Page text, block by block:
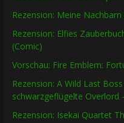
Rezension: Meine
Rezension: Elfies
(Comic)
Vorschau: Fire Emblem:
Rezension: A Wild Last
schwarzgeflügelte Overlord
Rezension: Isekai Quartet